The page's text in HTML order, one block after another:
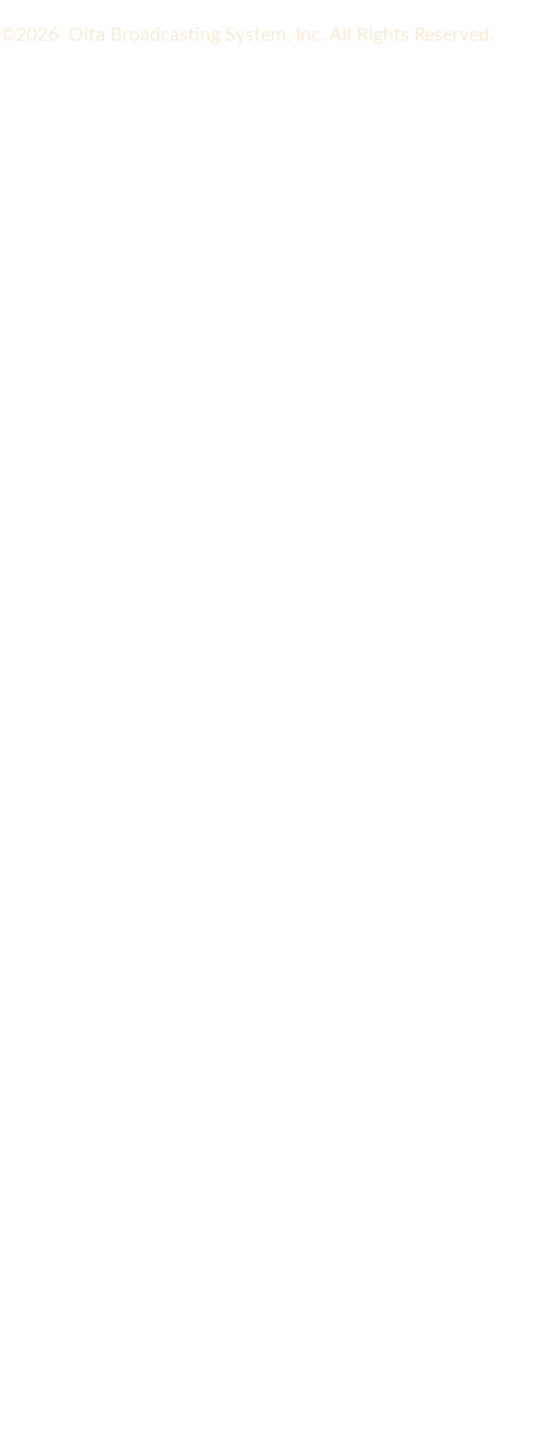
©2026 Oita Broadcasting System, Inc. All Rights Reserved.